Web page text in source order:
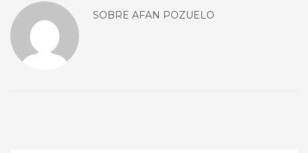
SOBRE AFAN POZUELO